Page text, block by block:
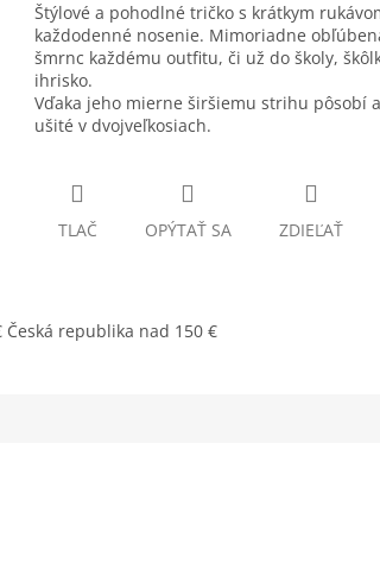
Štýlové a pohodlné tričko s krátkym
každodenné nosenie. Mimoriadne
šmrnc každému outfitu, či už do školy,
ihrisko.
Vďaka jeho mierne širšiemu strihu pôsobí
ušité v dvojveľkosiach.
TLAČ OPÝTAŤ SA ZDIEĽAŤ
Česká republika nad 150 €